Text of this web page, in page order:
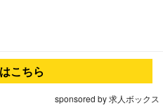
こちら
sponsored by 求人ボックス